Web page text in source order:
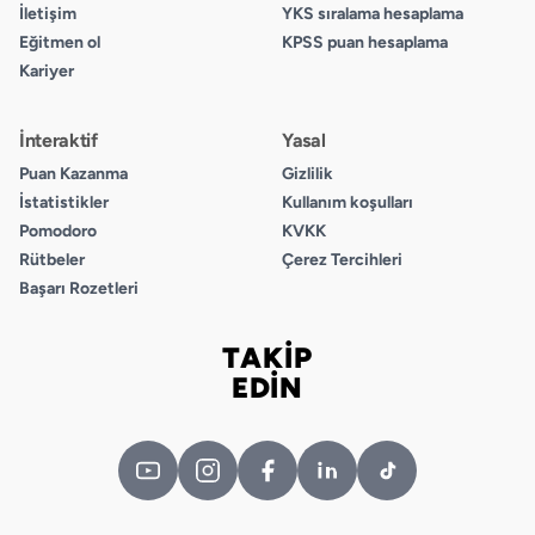
C
D
A
B
C
D
7.
İletişim
Eğitmen ol
Kariyer
YKS sıralama hesaplama
KPSS puan hesaplama
İnteraktif
Puan Kazanma
İstatistikler
Pomodoro
Rütbeler
Başarı Rozetleri
Yasal
Gizlilik
Kullanım koşulları
KVKK
Çerez Tercihleri
TAKİP
EDİN